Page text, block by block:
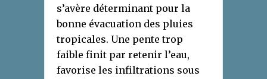
s’avère déterminant pour la
bonne évacuation des pluies
tropicales. Une pente trop
faible finit par retenir l’eau,
favorise les infiltrations sous